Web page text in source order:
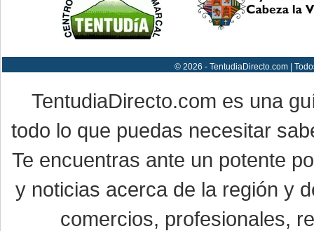
© 2026 - TentudiaDirecto.com |
TentudiaDirecto.com es una
todo lo que puedas necesitar
Te encuentras ante un potente
y noticias acerca de la región y
comercios, profesionales,